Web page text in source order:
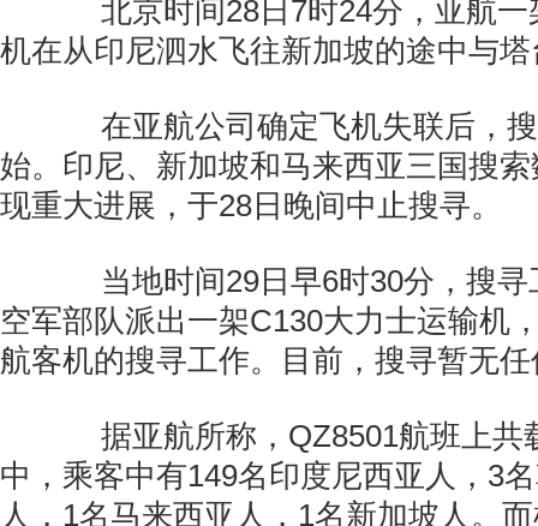
北京时间28日7时24分，亚航一
机在从印尼泗水飞往新加坡的途中与
在亚航公司确定飞机失联后，搜
始。印尼、新加坡和马来西亚三国搜
现重大进展，于28日晚间中止搜寻。
当地时间29日早6时30分，搜寻
空军部队派出一架C130大力士运输机
航客机的搜寻工作。目前，搜寻暂无
据亚航所称，QZ8501航班上共
中，乘客中有149名印度尼西亚人，3
人，1名马来西亚人，1名新加坡人。